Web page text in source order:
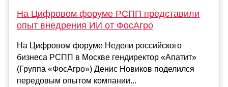
На Цифровом форуме РСПП представили
опыт внедрения ИИ от ФосАгро
На Цифровом форуме Недели российского
бизнеса РСПП в Москве гендиректор «Апатит»
(Группа «ФосАгро») Денис Новиков поделился
передовым опытом компании...